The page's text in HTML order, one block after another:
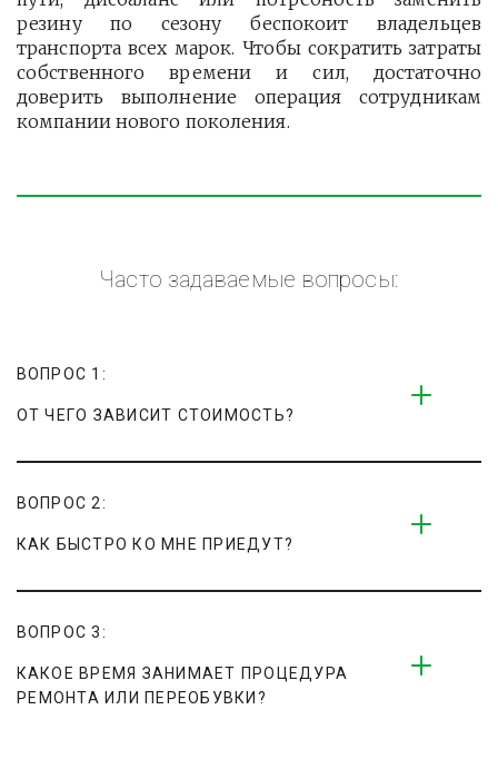
резину по сезону беспокоит владельцев
транспорта всех марок. Чтобы сократить затраты
собственного времени и сил, достаточно
доверить выполнение операция сотрудникам
компании нового поколения.
Часто задаваемые вопросы:
ВОПРОС 1:
ОТ ЧЕГО ЗАВИСИТ СТОИМОСТЬ?
ВОПРОС 2:
КАК БЫСТРО КО МНЕ ПРИЕДУТ?
ВОПРОС 3:
КАКОЕ ВРЕМЯ ЗАНИМАЕТ ПРОЦЕДУРА
РЕМОНТА ИЛИ ПЕРЕОБУВКИ?